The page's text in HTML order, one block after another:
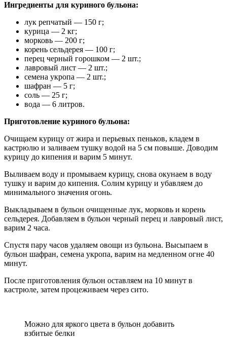
Ингредиенты для куриного бульона:
лук репчатый — 150 г;
курица — 2 кг;
морковь — 200 г;
корень сельдерея — 100 г;
перец черный горошком — 2 шт.;
лавровый лист — 2 шт.;
семена укропа — 2 шт.;
шафран — 5 г;
соль — 25 г;
вода — 6 литров.
Приготовление куриного бульона:
Очищаем курицу от жира и перьевых пеньков, кладем в
кастрюлю и заливаем тушку водой на 5 см повыше. Доводим
курицу до кипения и варим 5 минут.
Выливаем воду и промываем курицу, снова окунаем в воду
тушку и варим до кипения. Солим курицу и убавляем до
минимального значения огонь.
Выкладываем в бульон очищенные лук, морковь и корень
сельдерея. Добавляем в бульон черный перец и лавровый лист,
варим 2 часа.
Спустя пару часов удаляем овощи из бульона. Высыпаем в
бульон шафран, семена укропа, варим на медленном огне 40
минут.
После приготовления бульон оставляем на 10 минут в
кастрюле, затем процеживаем через сито.
Можно для яркого цвета в бульон добавить
взбитые белки